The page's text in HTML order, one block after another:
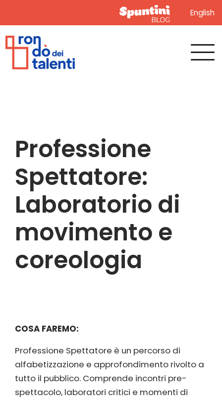
English
Professione
Spettatore:
Laboratorio di
movimento e
coreologia
COSA FAREMO:
Professione Spettatore è un percorso di
alfabetizzazione e approfondimento rivolto a
tutto il pubblico. Comprende incontri pre-
spettacolo, laboratori critici e momenti di